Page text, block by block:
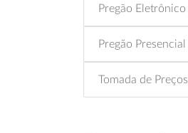
Pregão Eletrônico
Pregão Presencial
Tomada de Preços